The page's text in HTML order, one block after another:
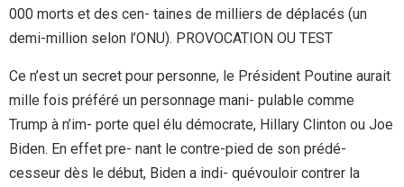
000 morts et des cen- taines de milliers de déplacés (un
demi-million selon l’ONU). PROVOCATION OU TEST
Ce n’est un secret pour personne, le Président Poutine aurait
mille fois préféré un personnage mani- pulable comme
Trump à n’im- porte quel élu démocrate, Hillary Clinton ou Joe
Biden. En effet pre- nant le contre-pied de son prédé-
cesseur dès le début, Biden a indi- quévouloir contrer la